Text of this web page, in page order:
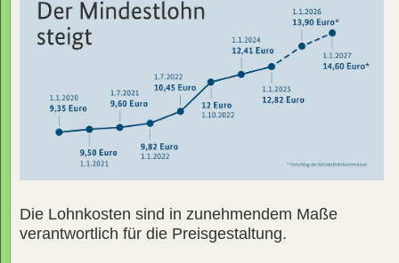
Die Lohnkosten sind in zunehmendem Maße
verantwortlich für die Preisgestaltung.